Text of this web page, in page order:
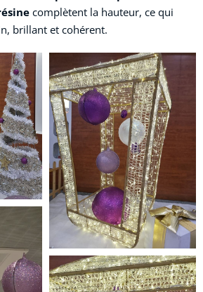
complètent la hauteur, ce qui
brillant et cohérent.